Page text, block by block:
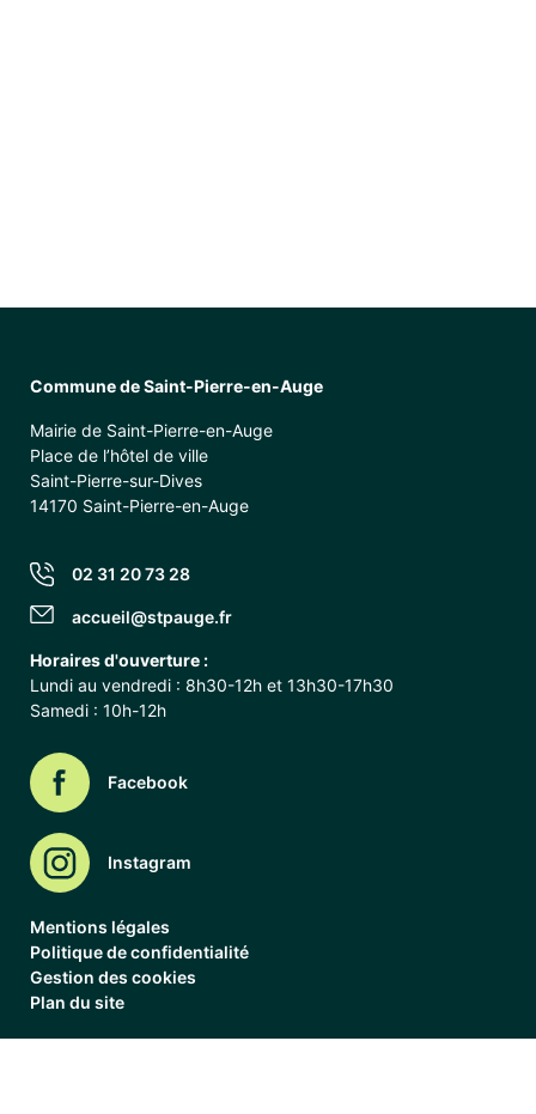
Commune de Saint-Pierre-en-Auge
Mairie de Saint-Pierre-en-Auge
Place de l’hôtel de ville
Saint-Pierre-sur-Dives
14170 Saint-Pierre-en-Auge
02 31 20 73 28
accueil@stpauge.fr
Horaires d'ouverture :
Lundi au vendredi : 8h30-12h et 13h30-17h30
Samedi : 10h-12h
Facebook
Instagram
Mentions légales
Politique de confidentialité
Gestion des cookies
Plan du site